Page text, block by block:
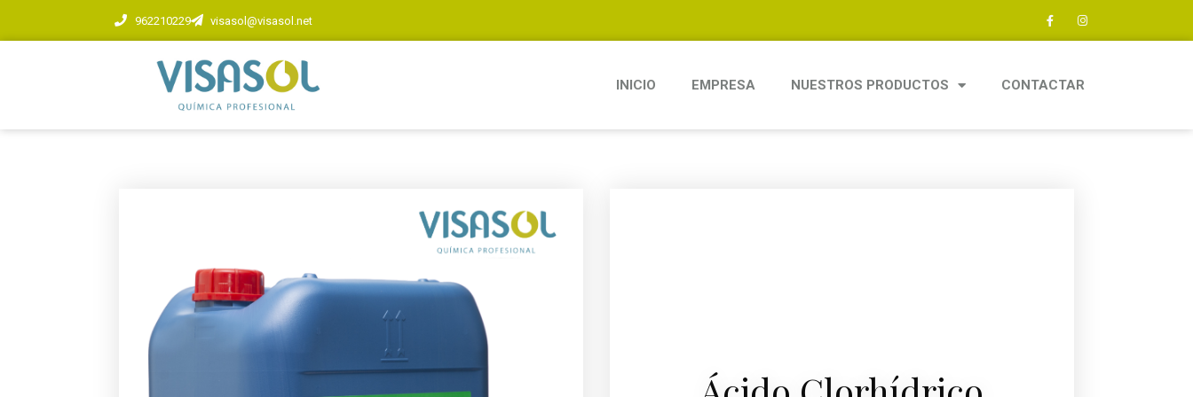
962210229 visasol@visasol.net
INICIO EMPRESA NUESTROS PRODUCTOS CONTACTAR